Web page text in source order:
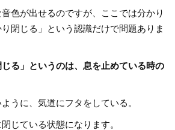
色が出せるのですが、ここでは分かり
閉じる」という認識だけで問題ありま
じる」というのは、息を止めている時の
うに、気道にフタをしている。
じている状態になります。